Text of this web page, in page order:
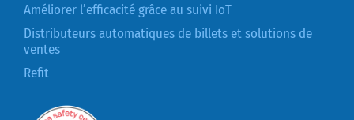
Améliorer l’efficacité grâce au suivi IoT
Distributeurs automatiques de billets et solutions de
ventes
Refit